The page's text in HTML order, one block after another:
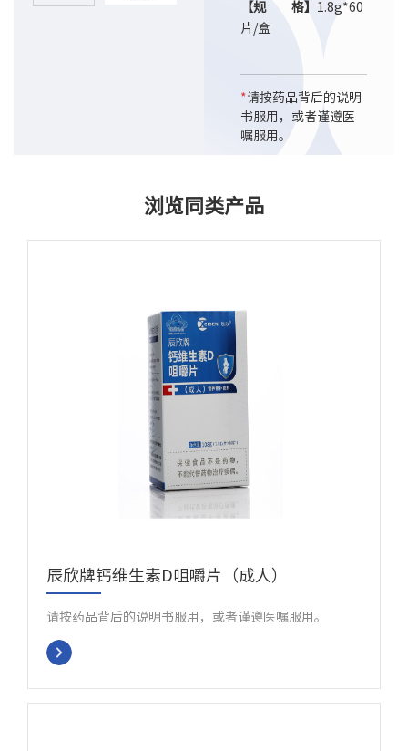
【规 格】 1.8g*60
片/盒
*请按药品背后的说明
书服用，或者谨遵医
嘱服用。
浏览同类产品
辰欣牌钙维生素D咀嚼片（成人）
请按药品背后的说明书服用，或者谨遵医嘱服用。